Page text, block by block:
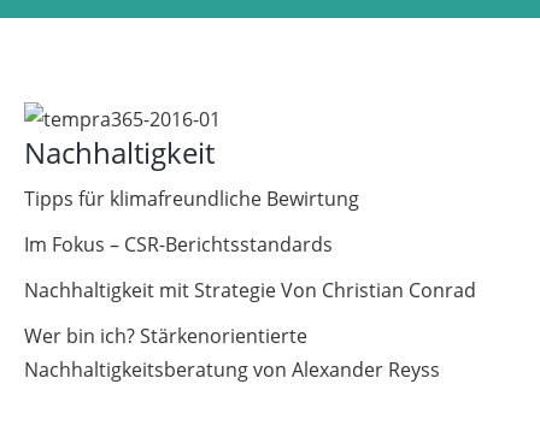
Nachhaltigkeit
Tipps für klimafreundliche Bewirtung
Im Fokus – CSR-Berichtsstandards
Nachhaltigkeit mit Strategie Von Christian Conrad
Wer bin ich? Stärkenorientierte
Nachhaltigkeitsberatung von Alexander Reyss